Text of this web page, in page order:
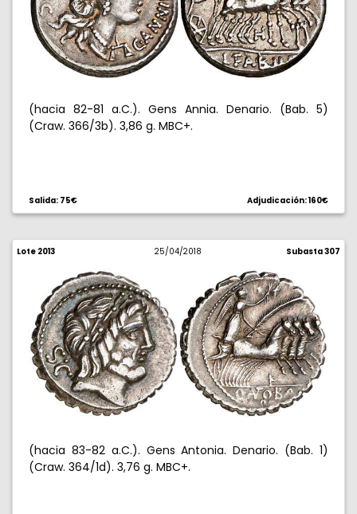
(hacia 82-81 a.C.). Gens Annia. Denario. (Bab. 5)
(Craw. 366/3b). 3,86 g. MBC+.
Salida: 75€ Adjudicación: 160€
Lote 2013 25/04/2018 Subasta 307
(hacia 83-82 a.C.). Gens Antonia. Denario. (Bab. 1)
(Craw. 364/1d). 3,76 g. MBC+.